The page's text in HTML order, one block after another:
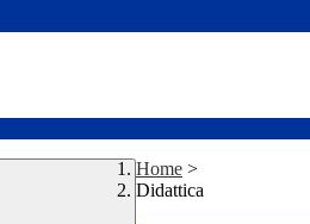
Home >
Didattica